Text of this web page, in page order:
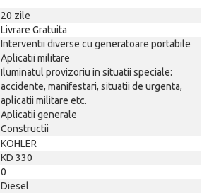
20 zile
Livrare Gratuita
Interventii diverse cu generatoare portabile
Aplicatii militare
Iluminatul provizoriu in situatii speciale:
accidente, manifestari, situatii de urgenta,
aplicatii militare etc.
Aplicatii generale
Constructii
KOHLER
KD 330
0
Diesel